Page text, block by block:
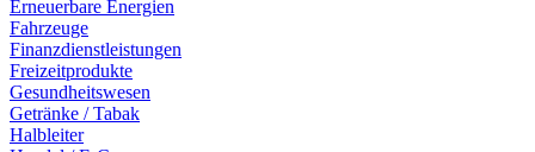
Erneuerbare Energien
Fahrzeuge
Finanzdienstleistungen
Freizeitprodukte
Gesundheitswesen
Getränke / Tabak
Halbleiter